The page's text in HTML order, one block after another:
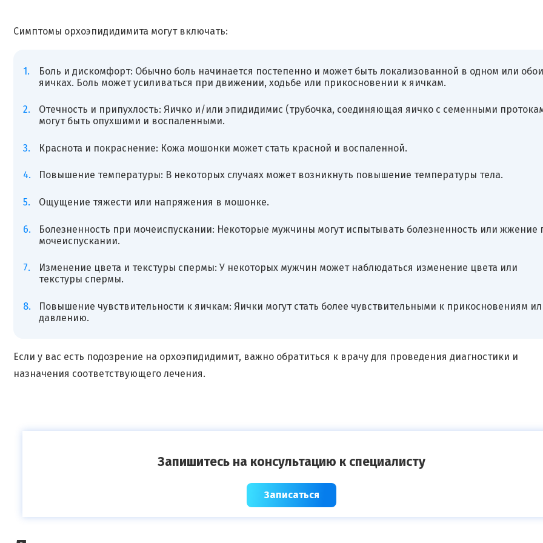
Симптомы орхоэпидидимита могут включать:
Боль и дискомфорт: Обычно боль начинается постепенно и может быть локализованной в одном или
яичках. Боль может усиливаться при движении, ходьбе или прикосновении к яичкам.
Отечность и припухлость: Яичко и/или эпидидимис (трубочка, соединяющая яичко с семенными
могут быть опухшими и воспаленными.
Краснота и покраснение: Кожа мошонки может стать красной и воспаленной.
Повышение температуры: В некоторых случаях может возникнуть повышение температуры тела.
Ощущение тяжести или напряжения в мошонке.
Болезненность при мочеиспускании: Некоторые мужчины могут испытывать болезненность или жжение
мочеиспускании.
Изменение цвета и текстуры спермы: У некоторых мужчин может наблюдаться изменение цвета или
текстуры спермы.
Повышение чувствительности к яичкам: Яички могут стать более чувствительными к прикосновениям
давлению.
Если у вас есть подозрение на орхоэпидидимит, важно обратиться к врачу для проведения диагностики и
назначения соответствующего лечения.
Запишитесь на консультацию к специалисту
Записаться